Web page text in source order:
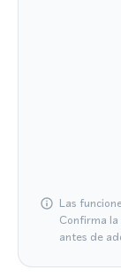
Las
Confirma
antes de